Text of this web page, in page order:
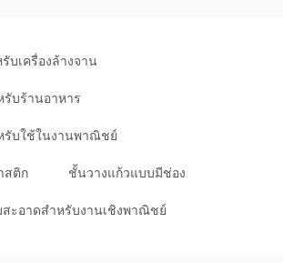
บเครื่องล้างจาน
บร้านอาหาร
รับใช้ในงานพาณิชย์
สติก ชั้นวางแก้วแบบมีช่อง
ะอาดสำหรับงานเชิงพาณิชย์